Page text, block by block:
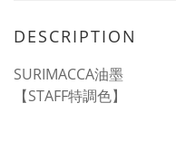
DESCRIPTION
SURIMACCA油墨
【STAFF特調色】